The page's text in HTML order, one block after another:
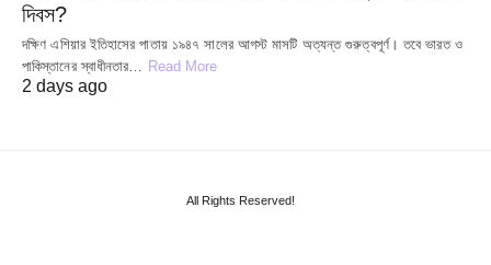
দিবস?
দক্ষিণ এশিয়ার ইতিহাসের পাতায় ১৯৪৭ সালের আগস্ট মাসটি অত্যন্ত গুরুত্বপূর্ণ। তবে ভারত ও
পাকিস্তানের স্বাধীনতার… Read More
2 days ago
All Rights Reserved!